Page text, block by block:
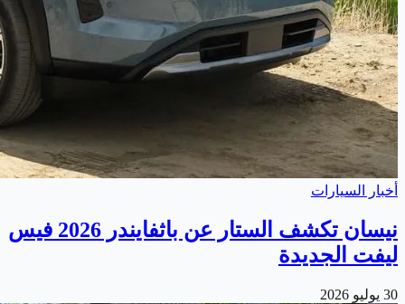
أخبار السيارات
نيسان تكشف الستار عن باثفايندر 2026 فيس
ليفت الجديدة
30 يوليو 2026